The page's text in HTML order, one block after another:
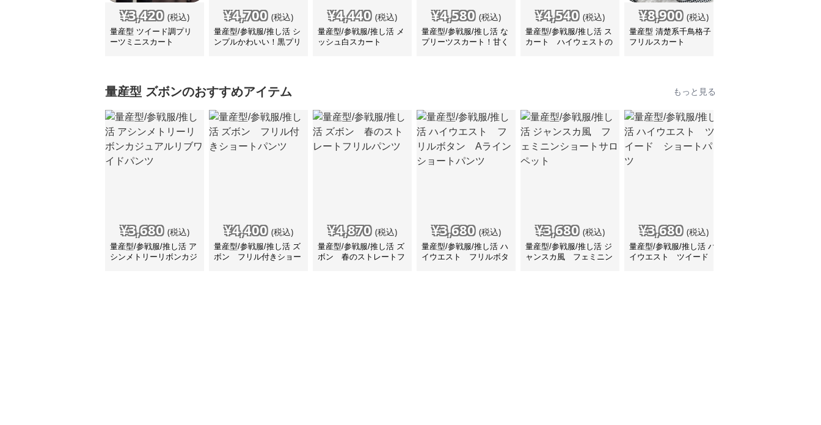
¥3,420 (税込)
量産型 ツイード調プリ
ーツミニスカート
¥4,700 (税込)
量産型/参戦服/推し活 シ
ンプルかわいい！黒プリ
¥4,440 (税込)
量産型/参戦服/推し活 メ
ッシュ白スカート
¥4,580 (税込)
量産型/参戦服/推し活 な
プリーツスカート！甘く
¥4,540 (税込)
量産型/参戦服/推し活 ス
カート ハイウェストの
¥8,900 (税込)
量産型 清楚系千鳥格子
フリルスカート
量産型 ズボンのおすすめアイテム もっと見る
¥3,680 (税込)
量産型/参戦服/推し活 ア
シンメトリーリボンカジ
¥4,400 (税込)
量産型/参戦服/推し活 ズ
ボン フリル付きショー
¥4,870 (税込)
量産型/参戦服/推し活 ズ
ボン 春のストレートフ
¥3,680 (税込)
量産型/参戦服/推し活 ハ
イウエスト フリルボタ
¥3,680 (税込)
量産型/参戦服/推し活 ジ
ャンスカ風 フェミニン
¥3,680 (税込)
量産型/参戦服/推し活 ハ
イウエスト ツイード